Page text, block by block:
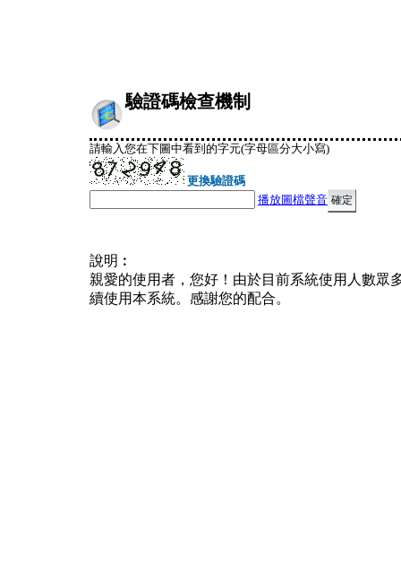
驗證碼檢查機制
請輸入您在下圖中看到的字元(字母區分大小寫)
更換驗證碼
播放圖檔聲音
說明︰
親愛的使用者，您好！由於目前系統使用人數眾
續使用本系統。感謝您的配合。